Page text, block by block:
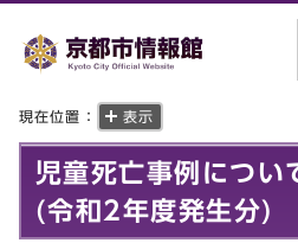
現在位置： 表示
児童死亡事例につい
(令和2年度発生分)